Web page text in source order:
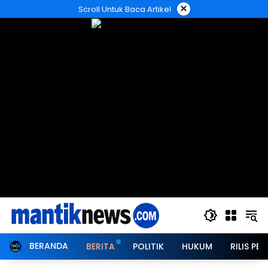
ke
Scroll Untuk Baca Artikel ×
BERANDA BERITA POLITIK HUKUM RILIS